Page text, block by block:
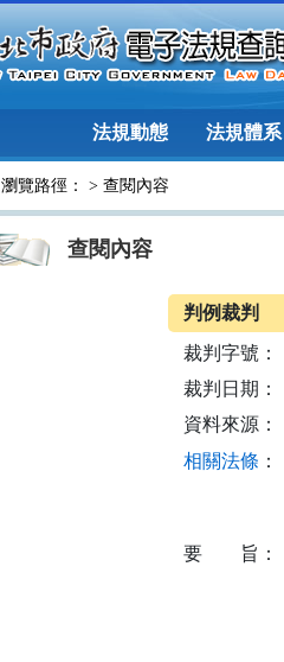
法規動態 法規體系
瀏覽路徑： > 查閱內容
查閱內容
判例裁判
裁判字號：
裁判日期：
資料來源：
相關法條 ：
要
旨：